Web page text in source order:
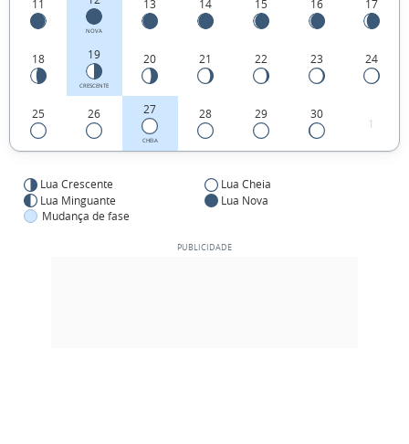
11
NOVA
13 14 15 16 17
18 19
CRESCENTE
20 21 22 23 24
25 26 27
CHEIA
28 29 30
1
Lua Crescente
Lua Cheia
Lua Minguante
Lua Nova
Mudança de fase